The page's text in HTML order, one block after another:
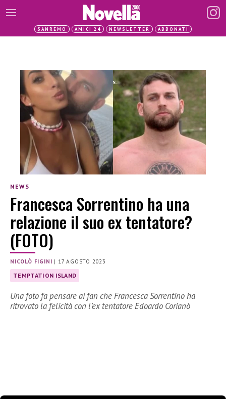
SANREMO AMICI 24 NEWSLETTER ABBONATI
NEWS
Francesca Sorrentino ha una
relazione il suo ex tentatore?
(FOTO)
NICOLÒ FIGINI | 17 AGOSTO 2023
TEMPTATION ISLAND
Una foto fa pensare ai fan che Francesca Sorrentino ha
ritrovato la felicità con l’ex tentatore Edoardo Corianò